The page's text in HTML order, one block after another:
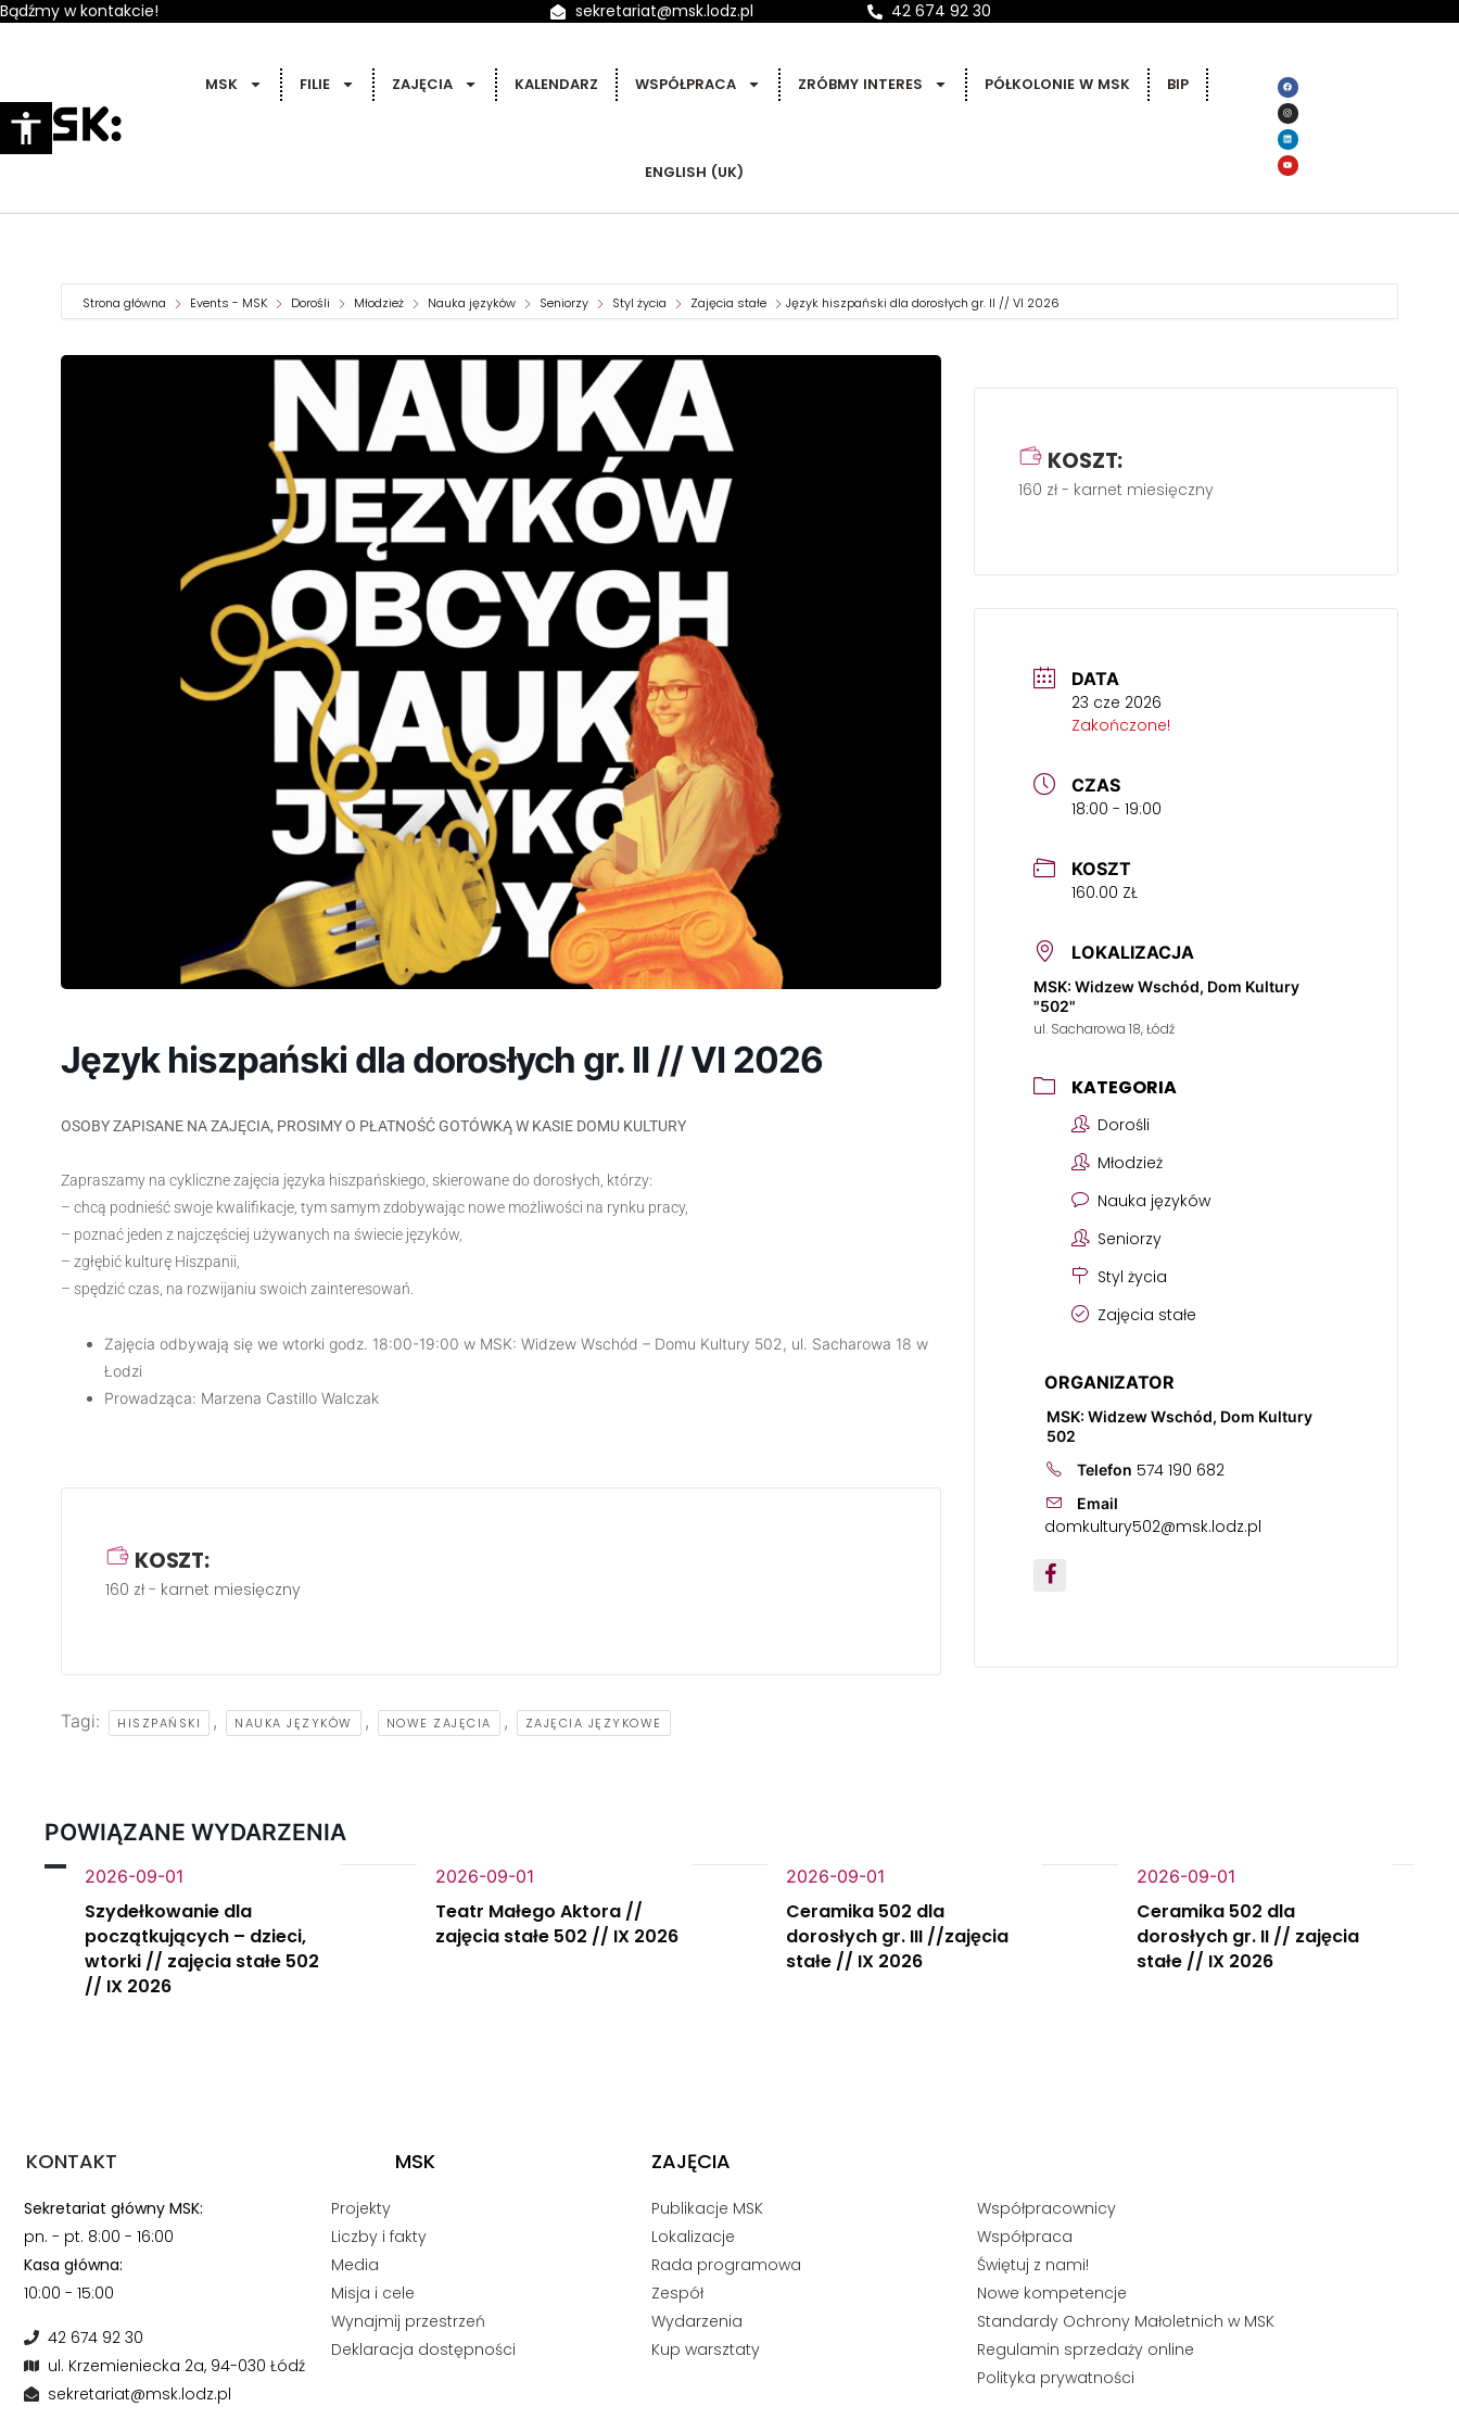
Bądźmy w kontakcie! sekretariat@msk.lodz.pl 42 674 92 30
MSK FILIE ZAJĘCIA KALENDARZ WSPÓŁPRACA ZRÓBMY INTERES PÓŁKOLONIE W MSK BIP
ENGLISH (UK)
Strona główna Events - MSK Dorośli Młodzież Nauka języków Seniorzy Styl życia Zajęcia stałe Język hiszpański dla dorosłych gr. II // VI 2026
Język hiszpański dla dorosłych gr. II // VI 2026
OSOBY ZAPISANE NA ZAJĘCIA, PROSIMY O PŁATNOŚĆ GOTÓWKĄ W KASIE DOMU KULTURY
Zapraszamy na cykliczne zajęcia języka hiszpańskiego, skierowane do dorosłych, którzy:
– chcą podnieść swoje kwalifikacje, tym samym zdobywając nowe możliwości na rynku pracy,
– poznać jeden z najczęściej używanych na świecie języków,
– zgłębić kulturę Hiszpanii,
– spędzić czas, na rozwijaniu swoich zainteresowań.
Zajęcia odbywają się we wtorki godz. 18:00-19:00 w MSK: Widzew Wschód – Domu Kultury 502, ul. Sacharowa 18 w
Łodzi
Prowadząca: Marzena Castillo Walczak
KOSZT:
160 zł - karnet miesięczny
Tagi: HISZPAŃSKI , NAUKA JĘZYKÓW , NOWE ZAJĘCIA , ZAJĘCIA JĘZYKOWE
DATA
23 cze 2026
Zakończone!
CZAS
18:00 - 19:00
KOSZT
160.00 ZŁ
LOKALIZACJA
MSK: Widzew Wschód, Dom Kultury
"502"
ul. Sacharowa 18, Łódź
KATEGORIA
Dorośli
Młodzież
Nauka języków
Seniorzy
Styl życia
Zajęcia stałe
ORGANIZATOR
MSK: Widzew Wschód, Dom Kultury
502
Telefon 574 190 682
Email
domkultury502@msk.lodz.pl
KOSZT:
160 zł - karnet miesięczny
POWIĄZANE WYDARZENIA
2026-09-01
Szydełkowanie dla
początkujących – dzieci,
wtorki // zajęcia stałe 502
// IX 2026
2026-09-01
Teatr Małego Aktora //
zajęcia stałe 502 // IX 2026
2026-09-01
Ceramika 502 dla
dorosłych gr. III //zajęcia
stałe // IX 2026
2026-09-01
Ceramika 502 dla
dorosłych gr. II // zajęcia
stałe // IX 2026
KONTAKT MSK ZAJĘCIA
Sekretariat główny MSK:
pn. - pt. 8:00 - 16:00
Kasa główna:
10:00 - 15:00
42 674 92 30
ul. Krzemieniecka 2a, 94-030 Łódź
sekretariat@msk.lodz.pl
Projekty
Liczby i fakty
Media
Misja i cele
Wynajmij przestrzeń
Deklaracja dostępności
Publikacje MSK
Lokalizacje
Rada programowa
Zespół
Wydarzenia
Kup warsztaty
Współpracownicy
Współpraca
Świętuj z nami!
Nowe kompetencje
Standardy Ochrony Małoletnich w MSK
Regulamin sprzedaży online
Polityka prywatności